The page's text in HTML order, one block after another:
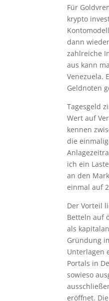
Für
krypto
dann
zahlreiche
aus kann
Venezuela.
Geldnoten
Tagesgeld
Wert auf
kennen
die
ich ein
an den
einmal auf
Der Vorteil
Betteln auf
als
Gründung
Unterlagen
Portals in
sowieso
eröffnet.